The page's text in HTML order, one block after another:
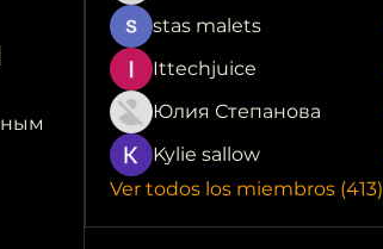
stas malets
Ittechjuice
Юлия Степанова
Kylie sallow
Ver todos los miembros (413)